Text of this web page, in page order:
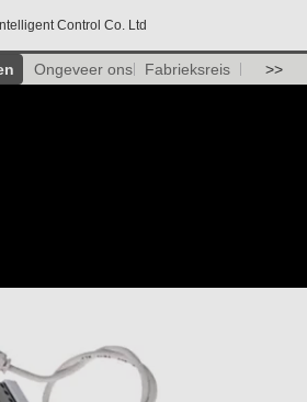
Control Co. Ltd
Ongeveer ons Fabrieksreis >>